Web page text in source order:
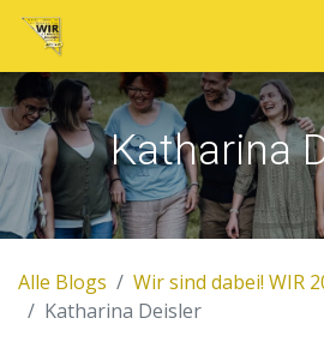
Katharina
Alle Blogs
Wir sind dabei! WIR
Katharina Deisler